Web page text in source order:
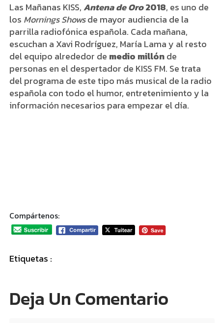
Las Mañanas KISS,Antena de Oro2018, es uno de
los Mornings Showsde mayor audiencia de la
parrilla radiofónica española. Cada mañana,
escuchan a Xavi Rodríguez, María Lama y al resto
del equipo alrededor de medio millónde
personas en el despertador de KISS FM. Se trata
del programa de este tipo más musical de la radio
española con todo el humor, entretenimiento y la
información necesarios para empezar el día.
Compártenos:
Etiquetas :
Deja Un Comentario